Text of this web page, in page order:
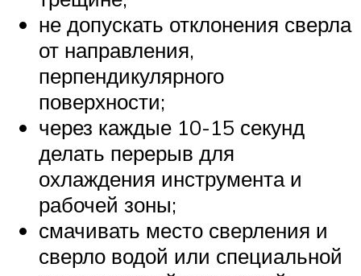
не допускать отклонения сверла
от направления,
перпендикулярного
поверхности;
через каждые 10-15 секунд
делать перерыв для
охлаждения инструмента и
рабочей зоны;
смачивать место сверления и
сверло водой или специальной